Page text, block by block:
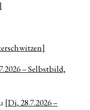
– Selbstbild,
[Di, 28.7.2026 –